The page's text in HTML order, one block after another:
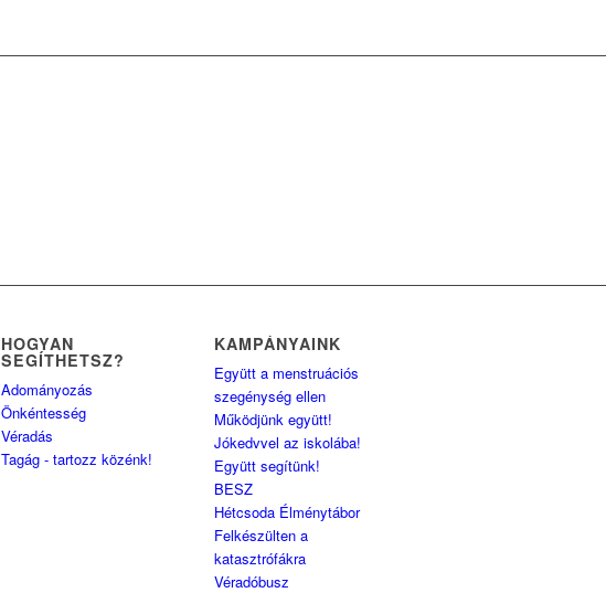
HOGYAN
SEGÍTHETSZ?
Adományozás
Önkéntesség
Véradás
Tagág - tartozz közénk!
KAMPÁNYAINK
Együtt a menstruációs
szegénység ellen
Működjünk együtt!
Jókedvvel az iskolába!
Együtt segítünk!
BESZ
Hétcsoda Élménytábor
Felkészülten a
katasztrófákra
Véradóbusz